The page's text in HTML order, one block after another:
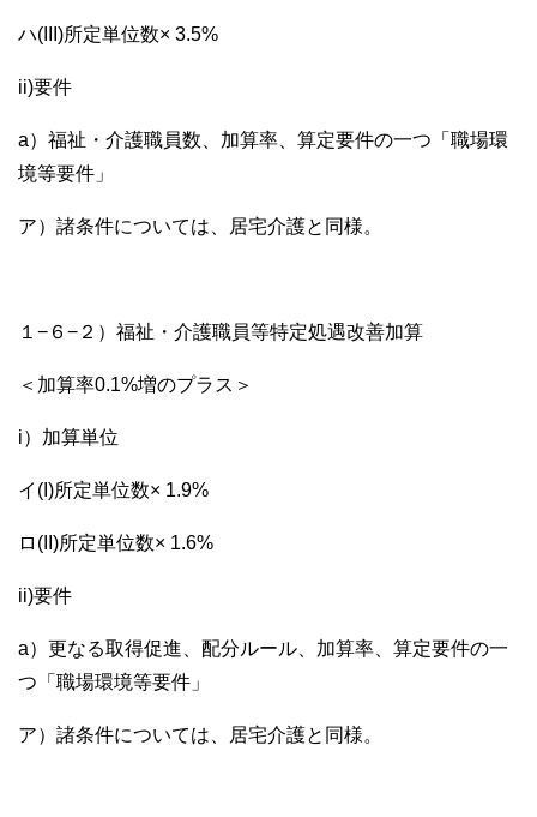
ハ(III)所定単位数× 3.5%
ii)要件
a）福祉・介護職員数、加算率、算定要件の一つ「職場環
境等要件」
ア）諸条件については、居宅介護と同様。
１−６−２）福祉・介護職員等特定処遇改善加算
＜加算率0.1%増のプラス＞
i）加算単位
イ(I)所定単位数× 1.9%
ロ(II)所定単位数× 1.6%
ii)要件
a）更なる取得促進、配分ルール、加算率、算定要件の一
つ「職場環境等要件」
ア）諸条件については、居宅介護と同様。